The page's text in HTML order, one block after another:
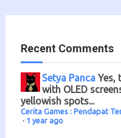
Recent Comments
Setya Panca Yes,
with OLED
yellowish spots...
Cerita Games : Pendapat
· 1 year ago